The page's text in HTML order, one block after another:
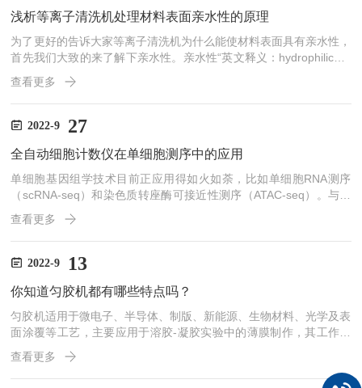
臭氧的专用性强，无需标准即可用于O3的定量测量，所以在199...
浅析等离子清洗机处理材料表面亲水性的原理
为了更好的告诉大家等离子清洗机为什么能使材料表面具有亲水性，
首先我们大致的来了解下亲水性。亲水性“英文释义：hydrophilicpro
perty;hydrophilicity，通俗解释为，对水有较大的亲和能力，可以吸
引水分子，或易溶解于水。亲水性定义：带有极性基团的分子，对水
有大的亲和能力，可以吸引水分子，或溶解于水。这类分子形成的固
体材料的表面，易被水所润湿。具有这种特性都是物质的亲水性。亲
上合适，这种分子不只可...
查看更多
2022-9 27
全自动细胞计数仪在单细胞测序中的应用
单细胞基因组学技术目前正应用得如火如荼，比如单细胞RNA测序
（scRNA-seq）和染色质转座酶可接近性测序（ATAC-seq）。与传
统的大量细胞测序方法相比，单细胞基因组学技术突出了细胞之间的
差异，有助于更深入地了解样本材料。例如，scRNA-seq能够比较健
康和疾病状态下的转录图谱，而ATAC-seq能够说明染色质可接近性
及其对基因表达的影响。不过，此类研究都需要对分离的细胞核进行
胞团块和碎片。此外，许多单细胞基...
查看更多
2022-9 13
你知道匀胶机都有哪些特点吗？
匀胶机适用于微电子、半导体、制版、新能源、生物材料、光学及表
面涂覆等工艺，主要应用于溶胶-凝胶实验中的薄膜制作，其工作原
理是高速旋转基片，利用离心力使滴在基片上的胶液均匀的涂布在基
片上，厚度视不同胶液和基片间的粘滞系数而不同，也和旋转速度及
时间有关。可在工矿企业、科研、教育等单位作生产、科研、教学之
查看更多